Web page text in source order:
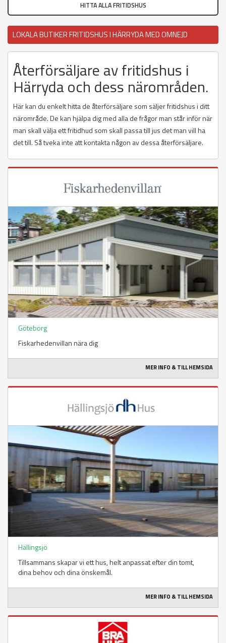
HITTA ALLA FRITIDSHUS
LOKALA BUTIKER FRITIDSHUS I HÄRRYDA MED OMNEJD
Återförsäljare av fritidshus i
Härryda och dess närområden.
Här kan du enkelt hitta de återförsäljare som säljer fritidshus i ditt
närområde. De kan hjälpa dig med alla de frågor man står inför när
man skall välja ett fritidhud som skall passa till jus det man vill ha
det till. Så tveka inte att kontakta någon av dessa återförsäljare.
Göteborg
Fiskarhedenvillan nära dig
MER INFO & TILL HEMSIDA
Hällingsjö
Tillsammans skapar vi ett hus, helt anpassat efter din tomt,
dina behov och dina önskemål.
MER INFO & TILL HEMSIDA